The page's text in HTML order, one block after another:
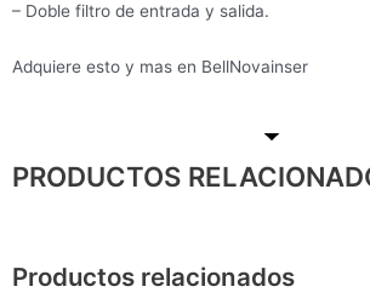
– Doble filtro de entrada y salida.
Adquiere esto y mas en BellNovainser
PRODUCTOS
Productos relacionados